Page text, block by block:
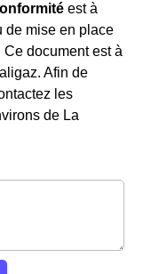
est à
de mise en place
document est à
Afin de
les
de La